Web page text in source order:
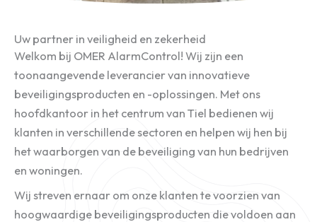
Uw partner in veiligheid en zekerheid
Welkom bij OMER AlarmControl! Wij zijn een
toonaangevende leverancier van innovatieve
beveiligingsproducten en -oplossingen. Met ons
hoofdkantoor in het centrum van Tiel bedienen wij
klanten in verschillende sectoren en helpen wij hen bij
het waarborgen van de beveiliging van hun bedrijven
en woningen.
Wij streven ernaar om onze klanten te voorzien van
hoogwaardige beveiligingsproducten die voldoen aan